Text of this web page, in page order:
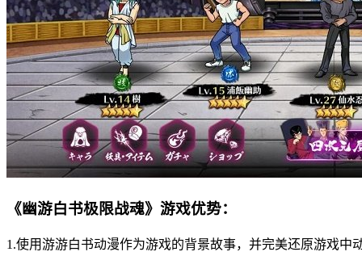
《幽游白书极限战魂》游戏优势：
1.使用游游白书动漫作为游戏的背景故事，并完美还原游戏中